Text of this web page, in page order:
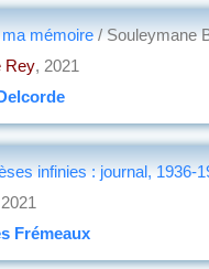
mémoire/ Souleymane
Rey, 2021
infinies : journal, 1936-
Frémeaux